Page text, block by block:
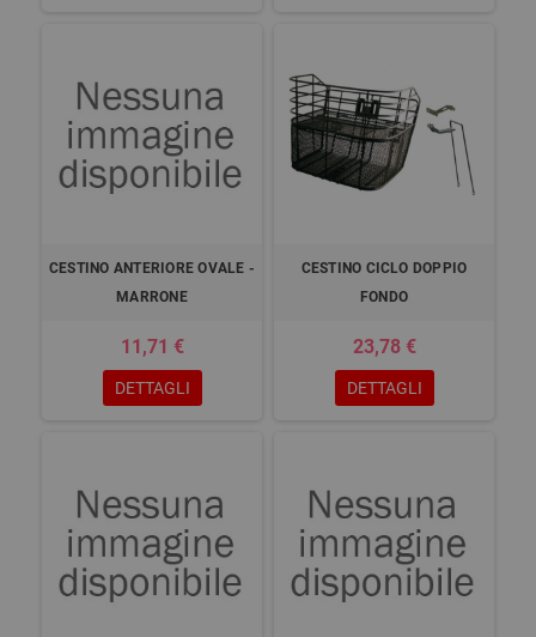
CESTINO ANTERIORE OVALE -
MARRONE
11,71 €
DETTAGLI
CESTINO CICLO DOPPIO
FONDO
23,78 €
DETTAGLI